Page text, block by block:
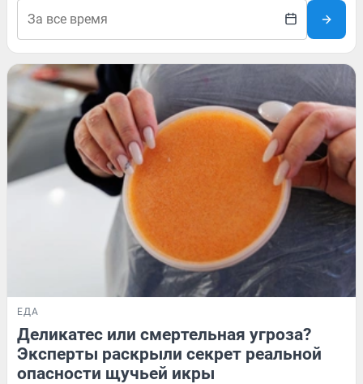
ЕДА
Деликатес или смертельная угроза?
Эксперты раскрыли секрет реальной
опасности щучьей икры